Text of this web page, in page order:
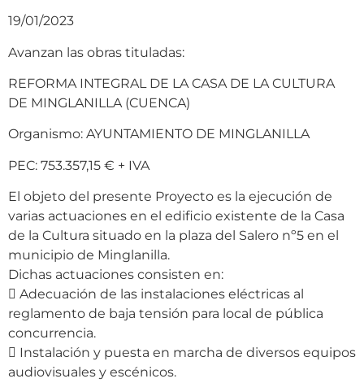
19/01/2023
Avanzan las obras tituladas:
REFORMA INTEGRAL DE LA CASA DE LA CULTURA
DE MINGLANILLA (CUENCA)
Organismo: AYUNTAMIENTO DE MINGLANILLA
PEC: 753.357,15 € + IVA
El objeto del presente Proyecto es la ejecución de
varias actuaciones en el edificio existente de la Casa
de la Cultura situado en la plaza del Salero nº5 en el
municipio de Minglanilla.
Dichas actuaciones consisten en:
 Adecuación de las instalaciones eléctricas al
reglamento de baja tensión para local de pública
concurrencia.
 Instalación y puesta en marcha de diversos equipos
audiovisuales y escénicos.